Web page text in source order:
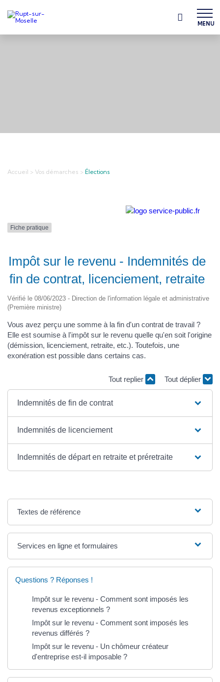
MENU
Accueil > Vos démarches > Élections
Fiche pratique
Impôt sur le revenu - Indemnités de
fin de contrat, licenciement, retraite
Vérifié le 08/06/2023 - Direction de l'information légale et administrative
(Première ministre)
Vous avez perçu une somme à la fin d'un contrat de travail ?
Elle est soumise à l'impôt sur le revenu quelle qu'en soit l'origine
(démission, licenciement, retraite, etc.). Toutefois, une
exonération est possible dans certains cas.
Tout replier Tout déplier
Indemnités de fin de contrat
Indemnités de licenciement
Indemnités de départ en retraite et préretraite
Textes de référence
Services en ligne et formulaires
Questions ? Réponses !
Impôt sur le revenu - Comment sont imposés les
revenus exceptionnels ?
Impôt sur le revenu - Comment sont imposés les
revenus différés ?
Impôt sur le revenu - Un chômeur créateur
d'entreprise est-il imposable ?